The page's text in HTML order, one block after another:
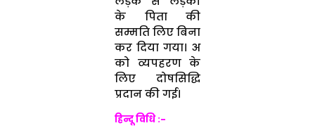
के पिता की
सम्मति लिए बिना
कर दिया गया। अ
को व्यपहरण के
लिए दोषसिद्धि
प्रदान की गई।
हिन्दू विधि :-